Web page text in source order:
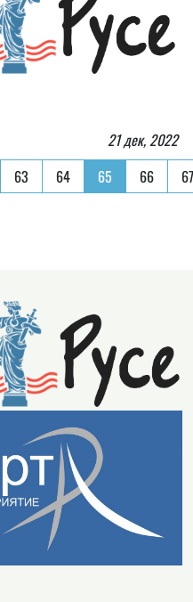
21 дек, 2022
63 64 65 66 67